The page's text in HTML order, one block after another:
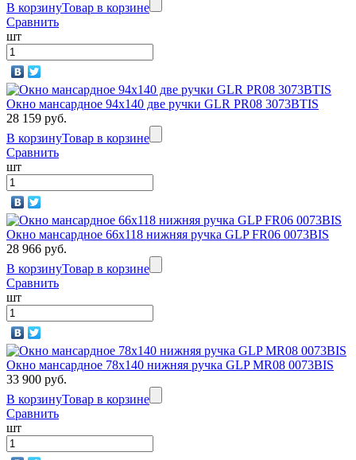
В корзинуТовар в корзине
Сравнить
шт
Окно мансардное 94x140 две ручки GLR PR08 3073BTIS
28 159 руб.
В корзинуТовар в корзине
Сравнить
шт
Окно мансардное 66x118 нижняя ручка GLP FR06 0073BIS
28 966 руб.
В корзинуТовар в корзине
Сравнить
шт
Окно мансардное 78x140 нижняя ручка GLP MR08 0073BIS
33 900 руб.
В корзинуТовар в корзине
Сравнить
шт